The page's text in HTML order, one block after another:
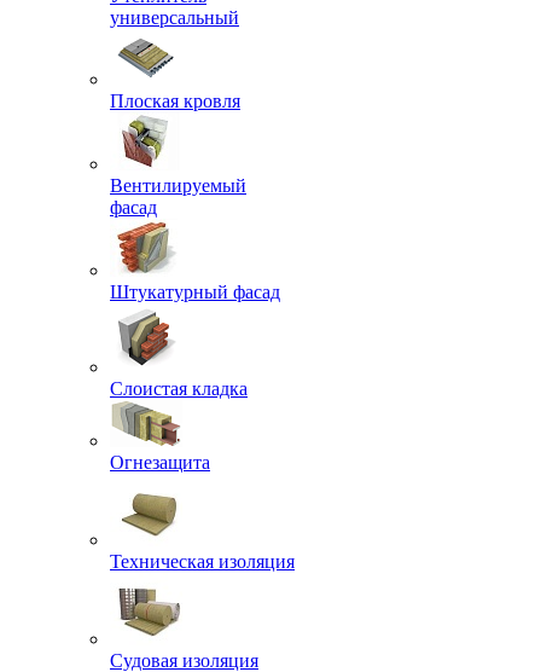
универсальный
Плоская кровля
Вентилируемый
фасад
Штукатурный фасад
Слоистая кладка
Огнезащита
Техническая изоляция
Судовая изоляция